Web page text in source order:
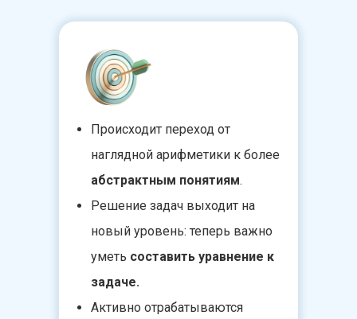
Происходит переход от
наглядной арифметики к более
абстрактным понятиям.
Решение задач выходит на
новый уровень: теперь важно
уметь составить уравнение к
задаче.
Активно отрабатываются